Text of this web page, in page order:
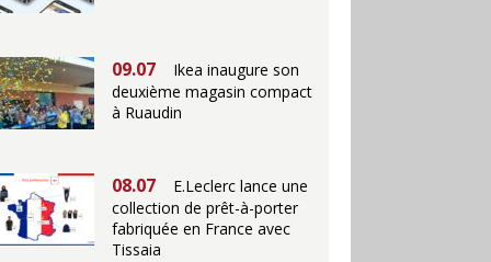
09.07
Ikea inaugure son
deuxième magasin compact
à Ruaudin
08.07
E.Leclerc lance une
collection de prêt-à-porter
fabriquée en France avec
Tissaia